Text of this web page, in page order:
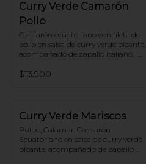
Curry Verde Camarón
Pollo
Camarón ecuatoriano con filete de
pollo en salsa de curry verde picante,
acompañado de zapallo italiano,
arroz blanco.
$13.900
Curry Verde Mariscos
Pulpo, Calamar, Camarón
Ecuatoriano en salsa de curry verde
picante, acompañado de zapallo